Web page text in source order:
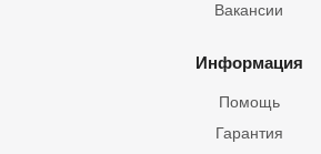
Вакансии
Информация
Помощь
Гарантия